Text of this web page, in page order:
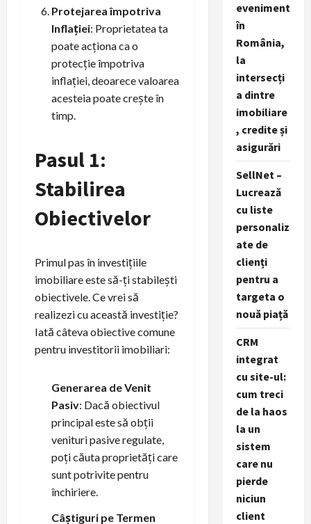
Protejarea împotriva
Inflației: Proprietatea ta
poate acționa ca o
protecție împotriva
inflației, deoarece valoarea
acesteia poate crește în
timp.
Pasul 1:
Stabilirea
Obiectivelor
Primul pas în investițiile
imobiliare este să-ți stabilești
obiectivele. Ce vrei să
realizezi cu această investiție?
Iată câteva obiective comune
pentru investitorii imobiliari:
Generarea de Venit
Pasiv: Dacă obiectivul
principal este să obții
venituri pasive regulate,
poți căuta proprietăți care
sunt potrivite pentru
închiriere.
Câștiguri pe Termen
eveniment
în
România,
la
intersecți
a dintre
imobiliare
, credite și
asigurări
SellNet –
Lucrează
cu liste
personaliz
ate de
clienți
pentru a
targeta o
nouă piață
CRM
integrat
cu site-ul:
cum treci
de la haos
la un
sistem
care nu
pierde
niciun
client